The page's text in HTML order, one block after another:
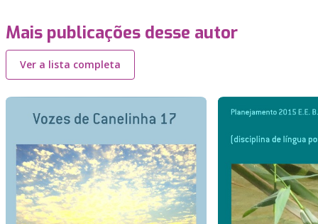
Mais publicações desse autor
Ver a lista completa